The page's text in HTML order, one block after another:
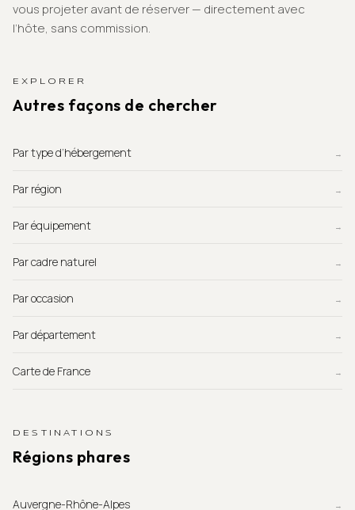
vous projeter avant de réserver — directement avec
l’hôte, sans commission.
EXPLORER
Autres façons de chercher
Par type d’hébergement →
Par région →
Par équipement →
Par cadre naturel →
Par occasion →
Par département →
Carte de France →
DESTINATIONS
Régions phares
Auvergne-Rhône-Alpes →